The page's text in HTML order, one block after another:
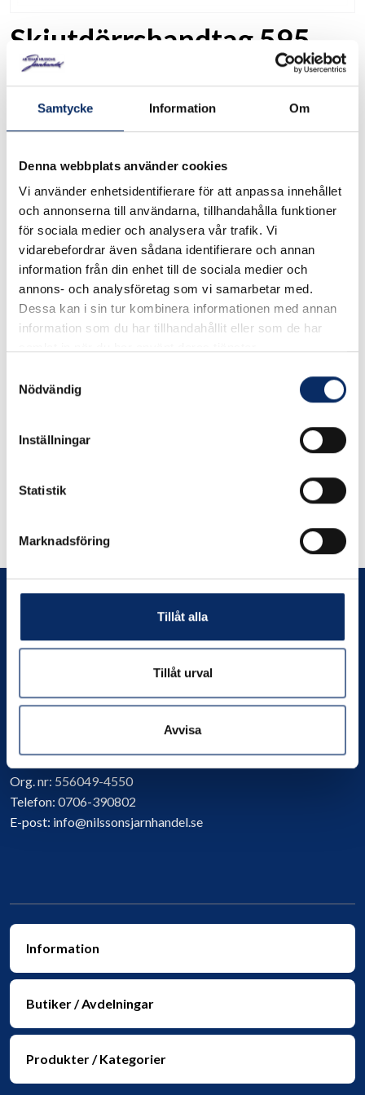
Samtycke Information Om
Denna webbplats använder cookies
Vi använder enhetsidentifierare för att anpassa innehållet
och annonserna till användarna, tillhandahålla funktioner
för sociala medier och analysera vår trafik. Vi
vidarebefordrar även sådana identifierare och annan
information från din enhet till de sociala medier och
annons- och analysföretag som vi samarbetar med.
Dessa kan i sin tur kombinera informationen med annan
information som du har tillhandahållit eller som de har
Nödvändig
Inställningar
Statistik
Marknadsföring
Tillåt alla
Tillåt urval
Avvisa
Skjutdörrshandtag 595
Art. nr: 19356
Skjutdörrshandtag av zink blankkrom . 2 st/förpackning.
I lager
Antal
remove add
390kr
Lägg i varukorg
Liknande produkter
Andra har även tittat på
Org. nr: 556049-4550
Telefon: 0706-390802
E-post: info@nilssonsjarnhandel.se
Information
Butiker / Avdelningar
Produkter / Kategorier